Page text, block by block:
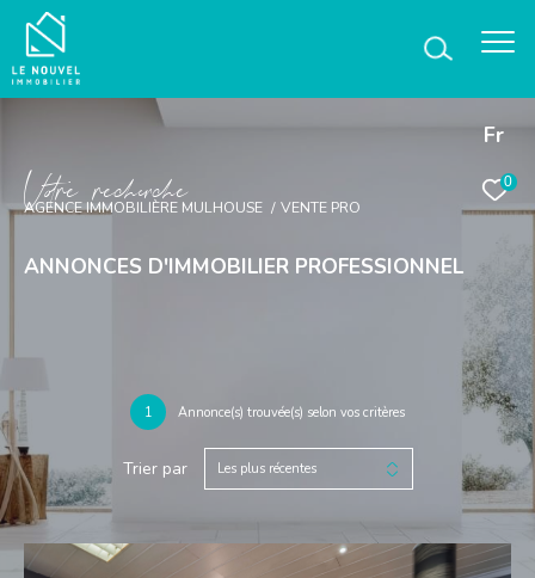
Fr
0
Vore recece
AGENCE IMMOBILIÈRE MULHOUSE VENTE PRO
ANNONCES D'IMMOBILIER PROFESSIONNEL
1 Annonce(s) trouvée(s) selon vos critères
Trier par Les plus récentes